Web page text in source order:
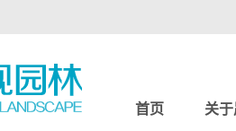
首页 关